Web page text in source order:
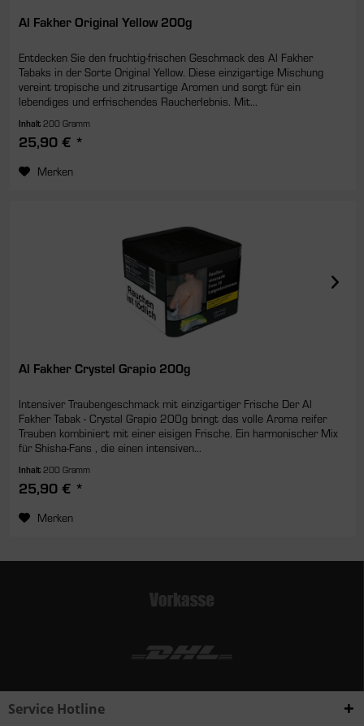
Al Fakher Original Yellow 200g
Entdecken Sie den fruchtig-frischen Geschmack des Al Fakher
Tabaks in der Sorte Original Yellow. Diese einzigartige Mischung
vereint tropische und zitrusartige Aromen und sorgt für ein
lebendiges und erfrischendes Raucherlebnis. Mit...
Inhalt200 Gramm
25,90 € *
Merken
Al Fakher Crystel Grapio 200g
Intensiver Traubengeschmack mit einzigartiger Frische Der Al
Fakher Tabak - Crystal Grapio 200g bringt das volle Aroma reifer
Trauben kombiniert mit einer eisigen Frische. Ein harmonischer Mix
für Shisha-Fans , die einen intensiven...
Inhalt200 Gramm
25,90 € *
Merken
Service Hotline